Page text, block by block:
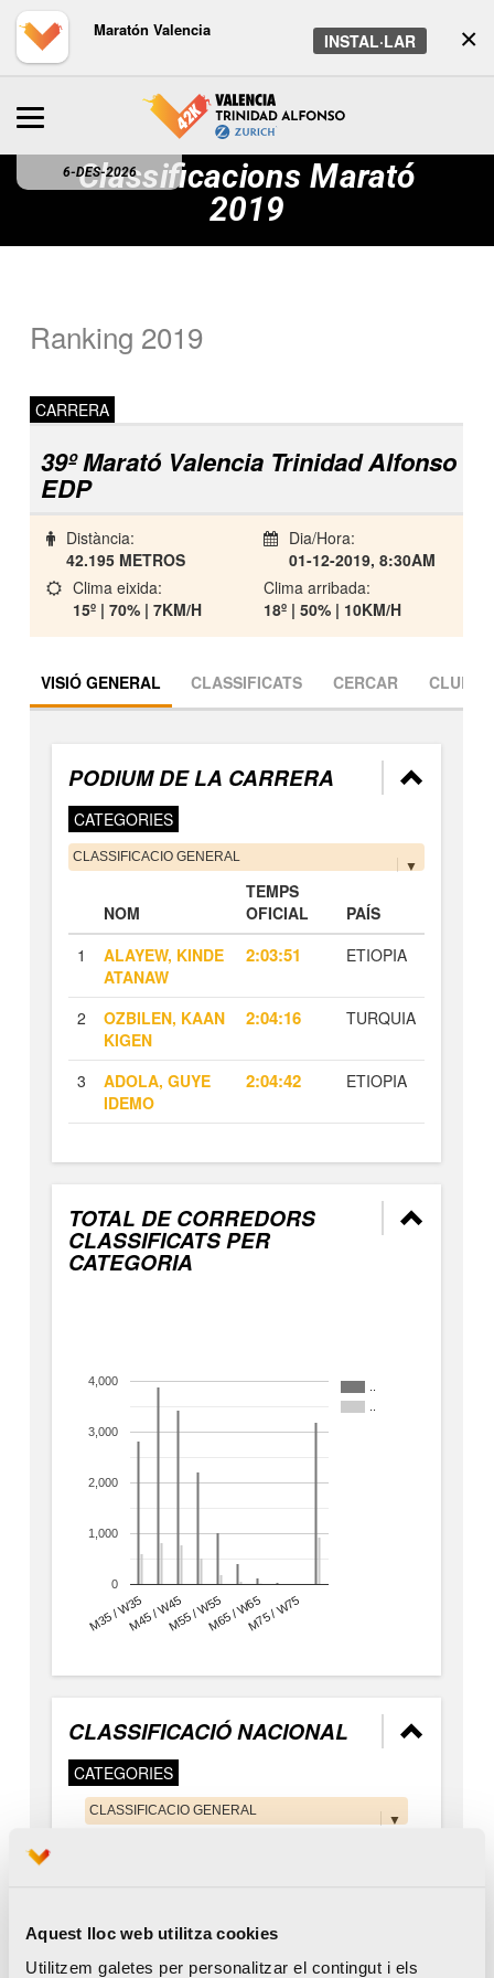
Aquest lloc web utilitza cookies
Utilitzem galetes per personalitzar el contingut i els
×
Maratón Valencia
INSTAL·LAR
6-DES-2026
Classificacions Marató
2019